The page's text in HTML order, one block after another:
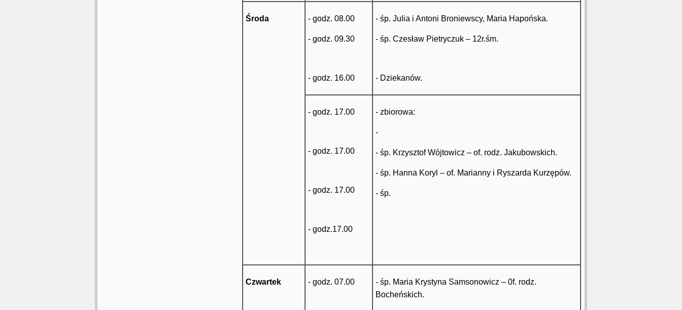
Środa - godz. 08.00
- godz. 09.30
- godz. 16.00
- śp. Julia i Antoni Broniewscy, Maria Hapońska.
- śp. Czesław Pietryczuk – 12r.śm.
- Dziekanów.
- godz. 17.00
- godz. 17.00
- godz. 17.00
- godz.17.00
- zbiorowa:
-
- śp. Krzysztof Wójtowicz – of. rodz. Jakubowskich.
- śp. Hanna Koryl – of. Marianny i Ryszarda Kurzępów.
- śp.
Czwartek - godz. 07.00
- śp. Maria Krystyna Samsonowicz – 0f. rodz.
Bocheńskich.